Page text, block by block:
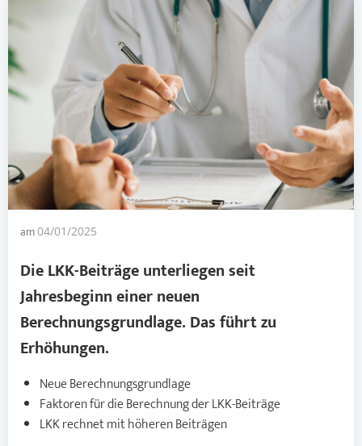
am04/01/2025
DieLKK-Beiträgeunterliegen seit
Jahresbeginn einer neuen
Berechnungsgrundlage. Das führt zu
Erhöhungen.
Neue Berechnungsgrundlage
Faktoren für die Berechnung der LKK-Beiträge
LKK rechnet mit höheren Beiträgen